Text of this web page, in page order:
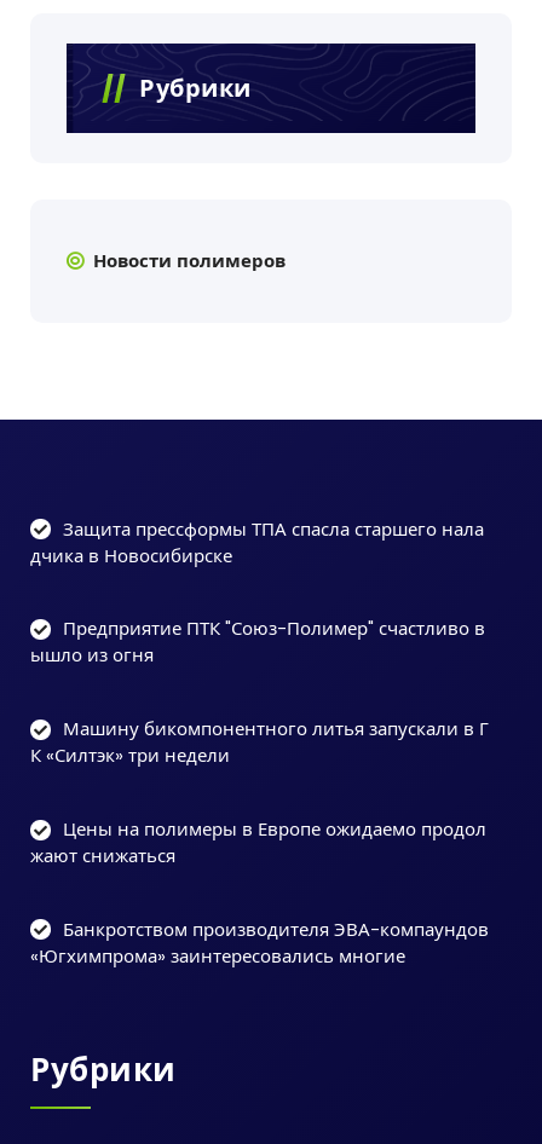
Рубрики
Новости полимеров
Защита прессформы ТПА спасла старшего нала
дчика в Новосибирске
Предприятие ПТК "Союз-Полимер" счастливо в
ышло из огня
Машину бикомпонентного литья запускали в Г
К «Силтэк» три недели
Цены на полимеры в Европе ожидаемо продол
жают снижаться
Банкротством производителя ЭВА-компаундов
«Югхимпрома» заинтересовались многие
Рубрики